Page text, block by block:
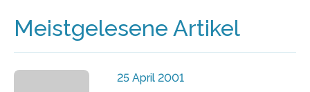
Meistgelesene Artikel
25 April 2001